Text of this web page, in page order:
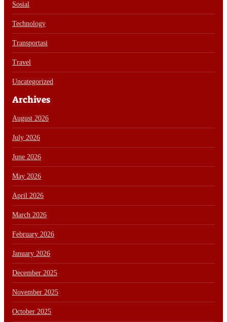
Sosial
Technology
Transportasi
Travel
Uncategorized
Archives
August 2026
July 2026
June 2026
May 2026
April 2026
March 2026
February 2026
January 2026
December 2025
November 2025
October 2025